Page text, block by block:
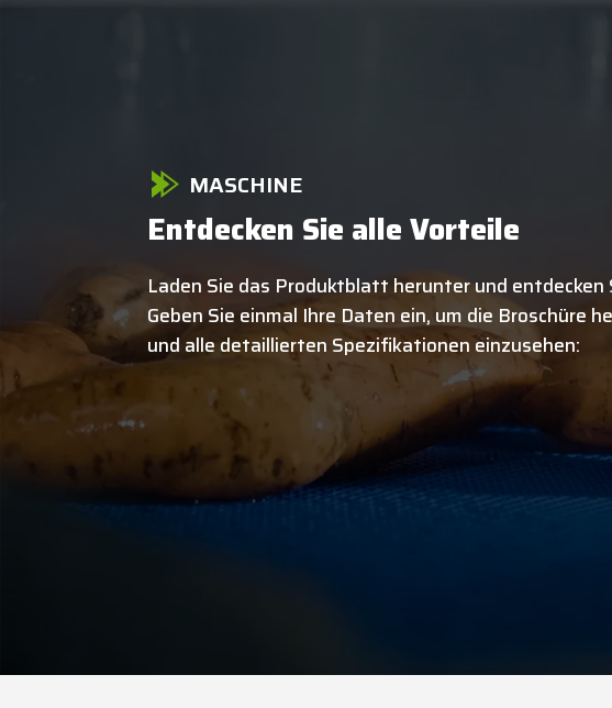
MASCHINE
Entdecken Sie alle Vorteile
Laden Sie das Produktblatt herunter und entdecken
Geben Sie einmal Ihre Daten ein, um die Broschüre
und alle detaillierten Spezifikationen einzusehen: